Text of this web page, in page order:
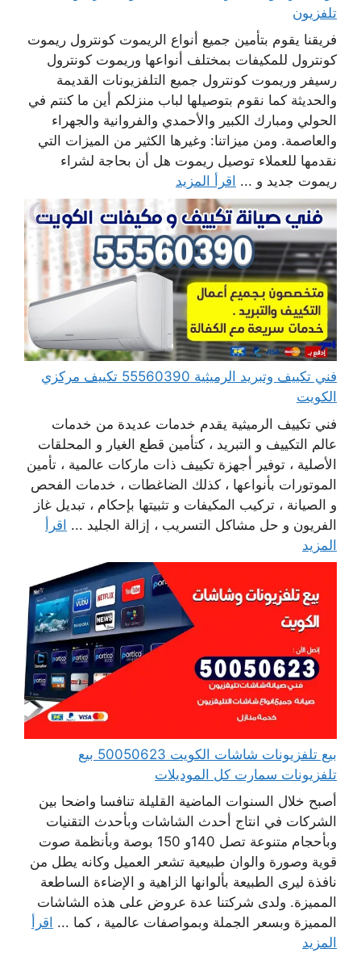
تلفزيون
فريقنا يقوم بتأمين جميع أنواع الريموت كونترول ريموت
كونترول للمكيفات بمختلف أنواعها وريموت كونترول
رسيفر وريموت كونترول جميع التلفزيونات القديمة
والحديثة كما نقوم بتوصيلها لباب منزلكم أين ما كنتم في
الحولي ومبارك الكبير والأحمدي والفروانية والجهراء
والعاصمة. ومن ميزاتنا: وغيرها الكثير من الميزات التي
نقدمها للعملاء توصيل ريموت هل أن بحاجة لشراء
ريموت جديد و ... اقرأ المزيد
فني تكييف وتبريد الرميثية 55560390 تكييف مركزي
الكويت
فني تكييف الرميثية يقدم خدمات عديدة من خدمات
عالم التكييف و التبريد ، كتأمين قطع الغيار و المحلقات
الأصلية ، توفير أجهزة تكييف ذات ماركات عالمية ، تأمين
الموتورات بأنواعها ، كذلك الضاغطات ، خدمات الفحص
و الصيانة ، تركيب المكيفات و تثبيتها بإحكام ، تبديل غاز
الفريون و حل مشاكل التسريب ، إزالة الجليد ... اقرأ
المزيد
بيع تلفزيونات شاشات الكويت 50050623 بيع
تلفزيونات سمارت كل الموديلات
أصبح خلال السنوات الماضية القليلة تنافسا واضحا بين
الشركات في انتاج أحدث الشاشات وبأحدث التقنيات
وبأحجام متنوعة تصل 140و 150 بوصة وبأنظمة صوت
قوية وصورة والوان طبيعية تشعر العميل وكانه يطل من
نافذة ليرى الطبيعة بألوانها الزاهية و الإضاءة الساطعة
المميزة. ولدى شركتنا عدة عروض على هذه الشاشات
المميزة وبسعر الجملة وبمواصفات عالمية ، كما ... اقرأ
المزيد